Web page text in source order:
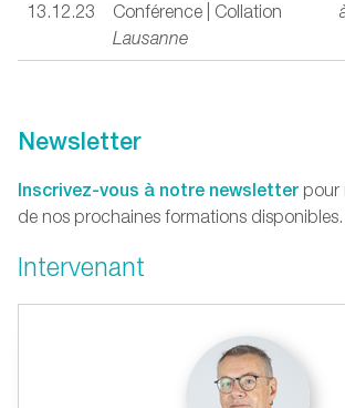
13.12.23
Conférence | Collation
Lausanne
Newsletter
Inscrivez-vous à notre newsletter pour
de nos prochaines formations disponibles.
Intervenant